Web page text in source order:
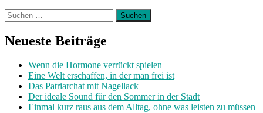
Suchen
nach:
Neueste Beiträge
Wenn die Hormone verrückt spielen
Eine Welt erschaffen, in der man frei ist
Das Patriarchat mit Nagellack
Der ideale Sound für den Sommer in der Stadt
Einmal kurz raus aus dem Alltag, ohne was leisten zu müssen